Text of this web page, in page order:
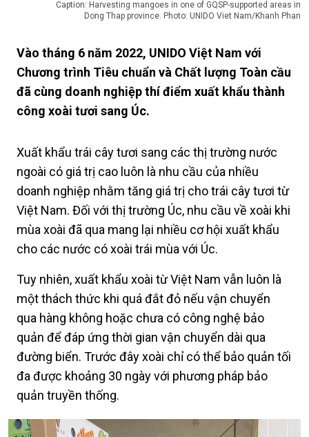
Caption: Harvesting mangoes in one of GQSP-supported areas in
Dong Thap province. Photo: UNIDO Viet Nam/Khanh Phan
Vào tháng 6 năm 2022, UNIDO Việt Nam với
Chương trình Tiêu chuẩn và Chất lượng Toàn cầu
đã cùng doanh nghiệp thí điểm xuất khẩu thành
công xoài tươi sang Úc.
Xuất khẩu trái cây tươi sang các thị trường nước
ngoài có giá trị cao luôn là nhu cầu của nhiều
doanh nghiệp nhằm tăng giá trị cho trái cây tươi từ
Việt Nam. Đối với thị trường Úc, nhu cầu về xoài khi
mùa xoài đã qua mang lại nhiều cơ hội xuất khẩu
cho các nước có xoài trái mùa với Úc.
Tuy nhiên, xuất khẩu xoài từ Việt Nam vẫn luôn là
một thách thức khi quá đắt đỏ nếu vận chuyển
qua hàng không hoặc chưa có công nghệ bảo
quản để đáp ứng thời gian vận chuyển dài qua
đường biển. Trước đây xoài chỉ có thể bảo quản tối
đa được khoảng 30 ngày với phương pháp bảo
quản truyền thống.